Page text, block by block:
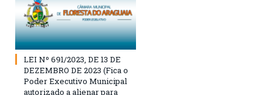
LEI Nº 691/2023, DE 13 DE
DEZEMBRO DE 2023 (Fica o
Poder Executivo Municipal
autorizado a alienar para